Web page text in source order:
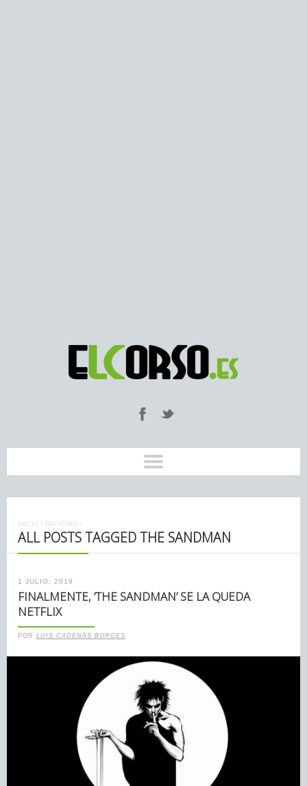
INICIO / NOTICIAS /
ALL POSTS TAGGED THE SANDMAN
1 JULIO, 2019
FINALMENTE, ‘THE SANDMAN’ SE LA QUEDA
NETFLIX
POR LUIS CADENAS BORGES